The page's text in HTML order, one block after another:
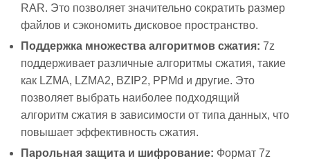
RAR. Это позволяет значительно сократить размер
файлов и сэкономить дисковое пространство.
Поддержка множества алгоритмов сжатия: 7z
поддерживает различные алгоритмы сжатия, такие
как LZMA, LZMA2, BZIP2, PPMd и другие. Это
позволяет выбрать наиболее подходящий
алгоритм сжатия в зависимости от типа данных, что
повышает эффективность сжатия.
Парольная защита и шифрование: Формат 7z